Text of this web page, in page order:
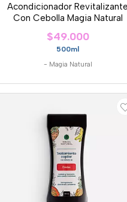
Acondicionador Revitalizante
Con Cebolla Magia Natural
$49.000
500ml
- Magia Natural